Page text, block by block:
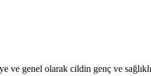
ve genel olarak cildin genç ve